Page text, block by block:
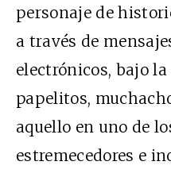
personaje de
a través de
electrónicos, bajo la
papelitos,
aquello en uno de
estremecedores e